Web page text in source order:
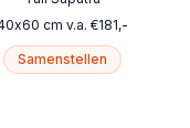
x60 cm v.a. €181,-
Samenstellen